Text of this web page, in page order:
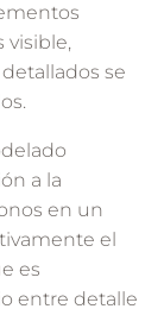
visible,
se
a la
en un
el
es
entre detalle